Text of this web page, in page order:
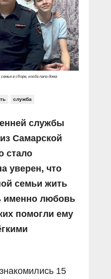
в сборе, когда папа дома
служба
службы
Самарской
стало
уверен, что
семьи жить
именно любовь
помогли ему
15